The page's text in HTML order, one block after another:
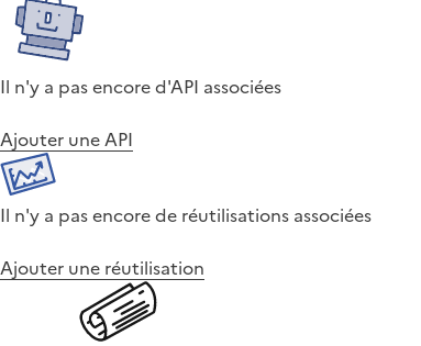
Il n'y a pas encore d'API associées
Ajouter une API
Il n'y a pas encore de réutilisations associées
Ajouter une réutilisation